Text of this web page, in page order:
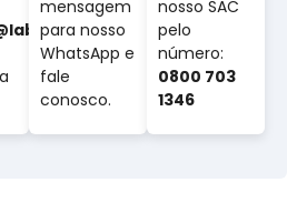
mensagem
para nosso
WhatsApp e
fale
conosco.
nosso SAC
pelo
número:
0800 703
1346